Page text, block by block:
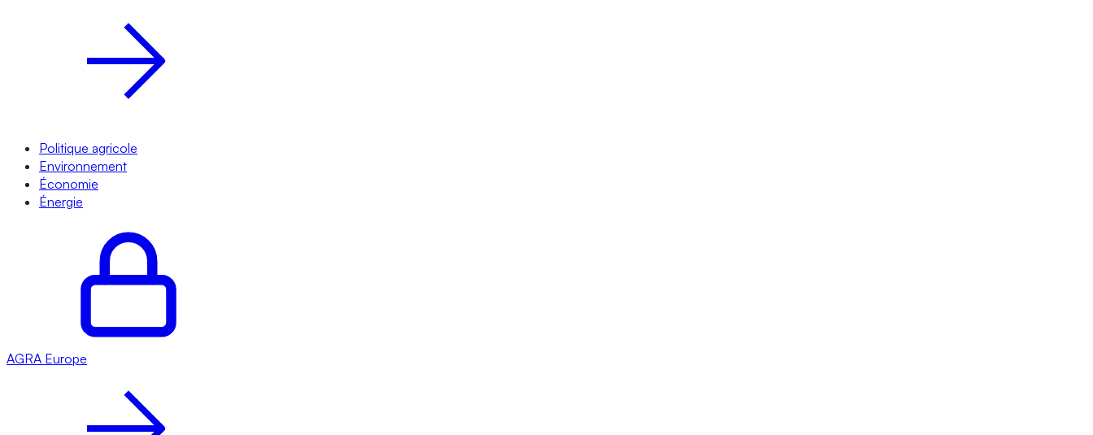
Politique agricole
Environnement
Économie
Énergie
AGRA Europe